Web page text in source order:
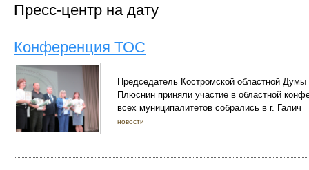
Пресс-центр на дату
Конференция ТОС
Председатель Костромской областной
Плюснин приняли участие в областной
всех муниципалитетов собрались в г. Галич
новости